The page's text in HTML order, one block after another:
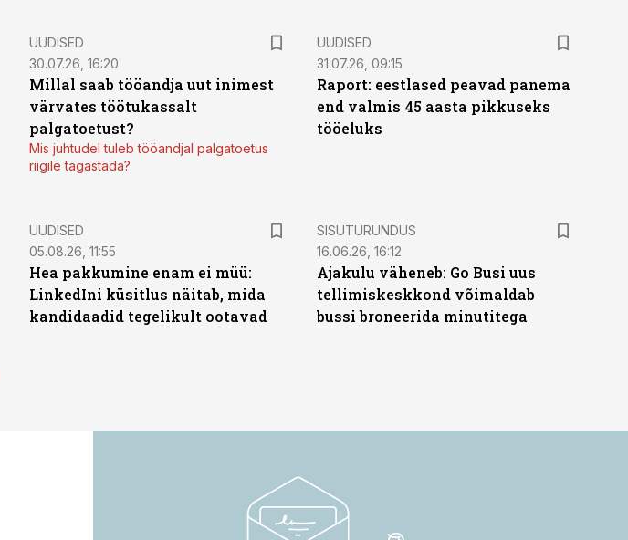
UUDISED
30.07.26, 16:20
Millal saab tööandja uut inimest
värvates töötukassalt
palgatoetust?
Mis juhtudel tuleb tööandjal palgatoetus
riigile tagastada?
UUDISED
31.07.26, 09:15
Raport: eestlased peavad panema
end valmis 45 aasta pikkuseks
tööeluks
UUDISED
05.08.26, 11:55
Hea pakkumine enam ei müü:
LinkedIni küsitlus näitab, mida
kandidaadid tegelikult ootavad
ST
SISUTURUNDUS
16.06.26, 16:12
Ajakulu väheneb: Go Busi uus
tellimiskeskkond võimaldab
bussi broneerida minutitega